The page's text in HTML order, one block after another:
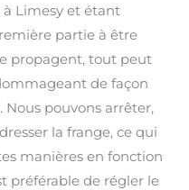
à Limesy et étant
partie à être
propagent, tout peut
de façon
pouvons arrêter,
la frange, ce qui
manières en fonction
préférable de régler le